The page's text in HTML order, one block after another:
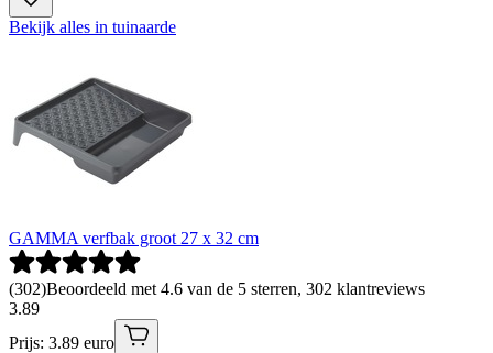
Bekijk alles in tuinaarde
GAMMA verfbak groot 27 x 32 cm
(302)Beoordeeld met 4.6 van de 5 sterren, 302 klantreviews
3.89
Prijs: 3.89 euro